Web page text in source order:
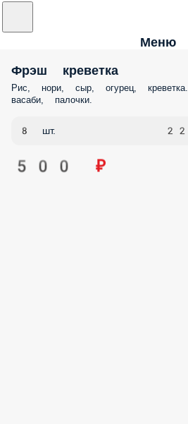
Меню
Фрэш креветка
Рис, нори, сыр, огурец,
васаби, палочки.
8 шт.
500 ₽